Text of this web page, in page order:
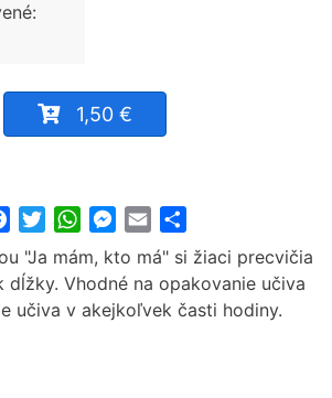
1,50 €
FacebookTwitterWhatsApp
Messenger
Email
"Ja mám, kto má" si žiaci precvičia
dĺžky. Vhodné na opakovanie učiva
učiva v akejkoľvek časti hodiny.